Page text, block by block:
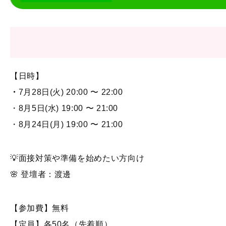
【日時】
・ 7月28日(火) 20:00 〜 22:00
・8月5日(水) 19:00 〜 21:00
・8月24日(月) 19:00 〜 21:00
💡面接対策や準備を始めたい方向け
🌸 登壇者：渡邊
【参加費】無料